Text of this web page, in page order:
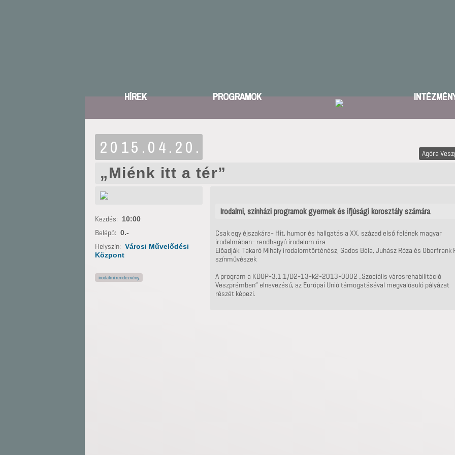
HÍREK PROGRAMOK
2015.04.20. Agóra
„Miénk itt a tér”
Irodalmi, színházi programok gyermek és ifjúsági korosztály számára
Csak egy éjszakára- Hit, humor és hallgatás a XX. század első felének magyar
irodalmában- rendhagyó irodalom óra
Előadják: Takaró Mihály irodalomtörténész, Gados Béla, Juhász Róza és Oberfrank
színművészek
A program a KDOP-3.1.1/D2-13-k2-2013-0002 „Szociális városrehabilitáció
Veszprémben” elnevezésű, az Európai Unió támogatásával megvalósuló pályázat
részét képezi.
Kezdés: 10:00
Belépő: 0.-
Helyszín: Városi Művelődési
Központ
irodalmi rendezvény